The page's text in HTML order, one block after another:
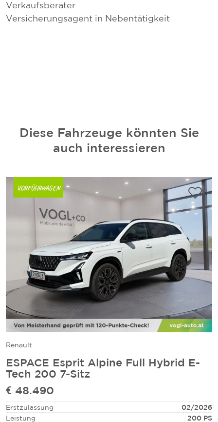
Verkaufsberater
Versicherungsagent in Nebentätigkeit
Diese Fahrzeuge könnten Sie
auch interessieren
VORFÜHRWAGEN
Renault
ESPACE Esprit Alpine Full Hybrid E-
Tech 200 7-Sitz
€ 48.490
Erstzulassung
02/2026
Leistung
200 PS